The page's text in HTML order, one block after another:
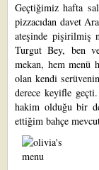
Geçtiğimiz hafta
pizzacıdan davet
ateşinde pişirilmiş
Turgut Bey, ben
mekan, hem menü
olan kendi
derece keyifle
hakim olduğu bir
ettiğim bahçe